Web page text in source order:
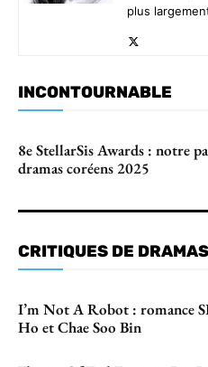
plus
INCONTOURNABLE
8e StellarSis Awards : notre
dramas coréens 2025
CRITIQUES DE DRAMAS
I’m Not A Robot : romance
Ho et Chae Soo Bin